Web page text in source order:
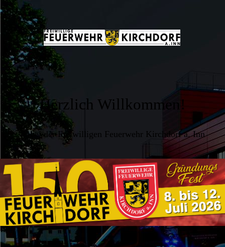
Herzlich Willkommen!
... bei der Freiwilligen Feuerwehr Kirchdorf a. Inn